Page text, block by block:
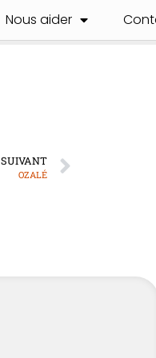
Nous aider
SUIVANT
OZALÉ